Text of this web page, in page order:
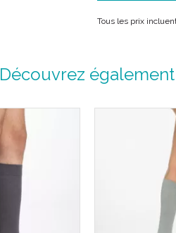
Tous les prix
Découvrez également